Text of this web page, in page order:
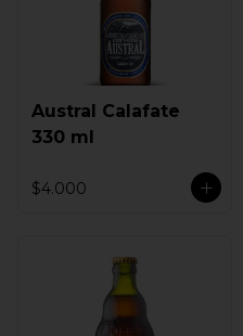
Austral Calafate
330 ml
$4.000